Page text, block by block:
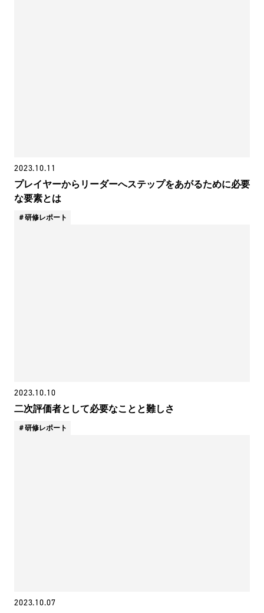
2023.10.11
プレイヤーからリーダーへステップをあがるために必要
な要素とは
研修レポート
2023.10.10
二次評価者として必要なことと難しさ
研修レポート
2023.10.07